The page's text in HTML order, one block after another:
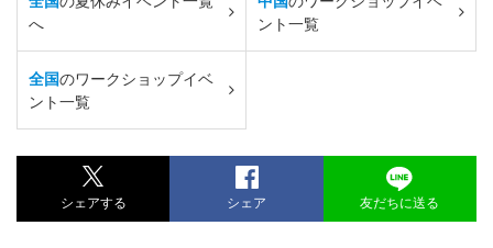
へ
ント一覧
全国のワークショップイベ
ント一覧
シェアする シェア 友だちに送る